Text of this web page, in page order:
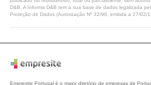
D&B. A Informa D&B tem a sua base de dados legalizada
Proteção de Dados (Autorização Nº 32/96, emitida a 27/02/
Empresite Portugal é o maior diretório de empresas de